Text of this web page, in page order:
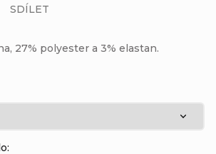
27% polyester a 3% elastan.
SDÍLET